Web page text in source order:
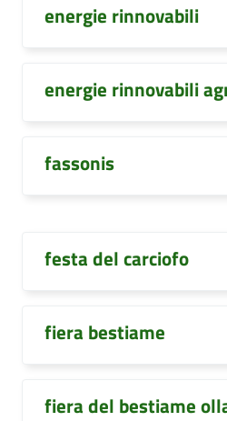
energie rinnovabili
energie rinnovabili
fassonis
festa del carciofo
fiera bestiame
fiera del bestiame